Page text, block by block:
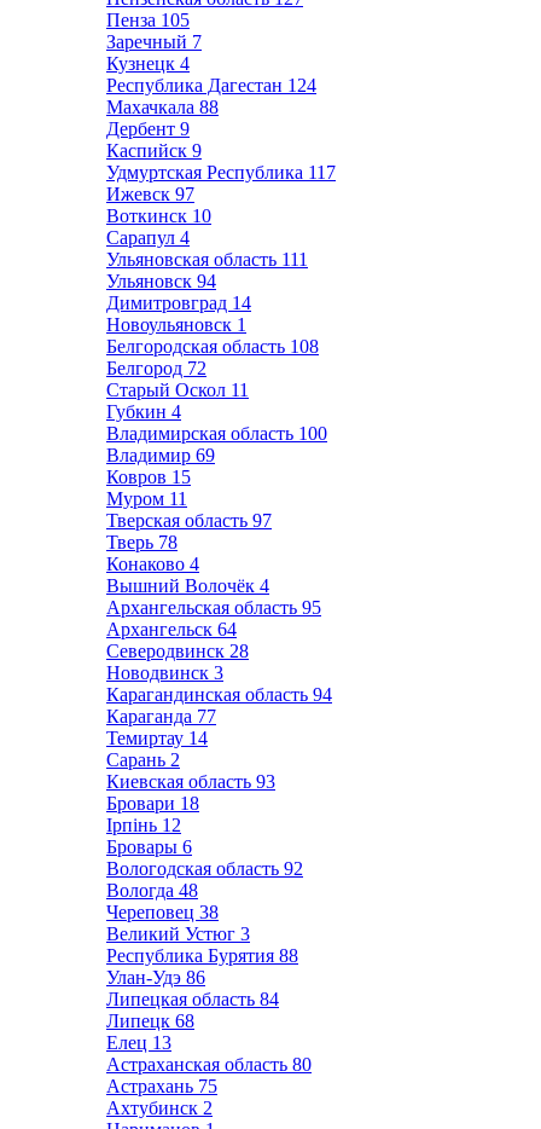
Пенза 105
Заречный 7
Кузнецк 4
Республика Дагестан 124
Махачкала 88
Дербент 9
Каспийск 9
Удмуртская Республика 117
Ижевск 97
Воткинск 10
Сарапул 4
Ульяновская область 111
Ульяновск 94
Димитровград 14
Новоульяновск 1
Белгородская область 108
Белгород 72
Старый Оскол 11
Губкин 4
Владимирская область 100
Владимир 69
Ковров 15
Муром 11
Тверская область 97
Тверь 78
Конаково 4
Вышний Волочёк 4
Архангельская область 95
Архангельск 64
Северодвинск 28
Новодвинск 3
Карагандинская область 94
Караганда 77
Темиртау 14
Сарань 2
Киевская область 93
Бровари 18
Ірпінь 12
Бровары 6
Вологодская область 92
Вологда 48
Череповец 38
Великий Устюг 3
Республика Бурятия 88
Улан-Удэ 86
Липецкая область 84
Липецк 68
Елец 13
Астраханская область 80
Астрахань 75
Ахтубинск 2